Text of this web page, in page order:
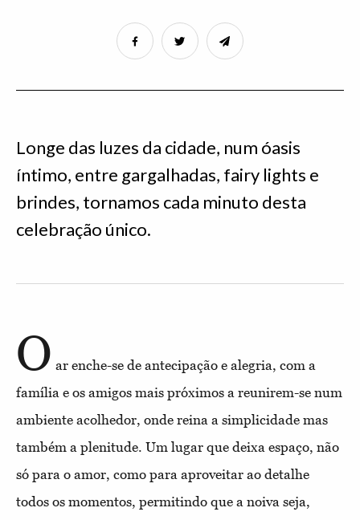
Longe das luzes da cidade, num óasis
íntimo, entre gargalhadas, fairy lights e
brindes, tornamos cada minuto desta
celebração único.
O ar enche-se de antecipação e alegria, com a
família e os amigos mais próximos a reunirem-se num
ambiente acolhedor, onde reina a simplicidade mas
também a plenitude. Um lugar que deixa espaço, não
só para o amor, como para aproveitar ao detalhe
todos os momentos, permitindo que a noiva seja,